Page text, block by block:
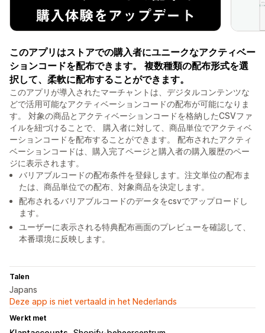
このアプリはストアでの購入者にユニークなアクティベー
ションコードを配布できます。 複数種類の配布形式を選
択して、柔軟に配布することができます。
このアプリが導入されたマーチャントは、デジタルコンテンツな
どで活用可能なアクティベーションコードの配布が可能になりま
す。 対象の商品とアクティベーションコードを格納したCSVファ
イルを紐づけることで、 購入者に対して、商品単位でアクティベ
ーションコードを配布することができます。 配布されたアクティ
ベーションコードは、購入完了ページと購入者の購入履歴のペー
ジに表示されます。
バリアブルコードの配布条件を登録します。注文単位の配布ま
たは、商品単位での配布、対象商品を決定します。
配布されるバリアブルコードのデータをcsvでアップロードし
ます。
ユーザーに表示される特典配布画面のプレビューを確認して、
本番環境に反映します。
Talen
Japans
Deze app is niet vertaald in het Nederlands
Werkt met